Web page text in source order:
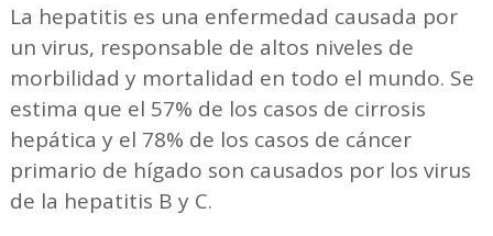
La hepatitis es una enfermedad causada por
un virus, responsable de altos niveles de
morbilidad y mortalidad en todo el mundo. Se
estima que el 57% de los casos de cirrosis
hepática y el 78% de los casos de cáncer
primario de hígado son causados por los virus
de la hepatitis B y C.